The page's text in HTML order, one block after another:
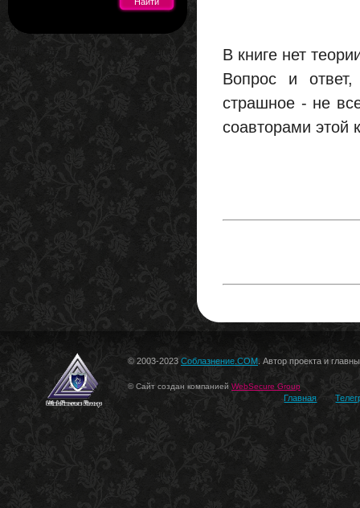
В книге нет
Вопрос и
страшное - не
соавторами этой
© 2003-2023 Соблазнение.COM . Автор проекта и
© Сайт создан компанией WebSecure Group
Главная